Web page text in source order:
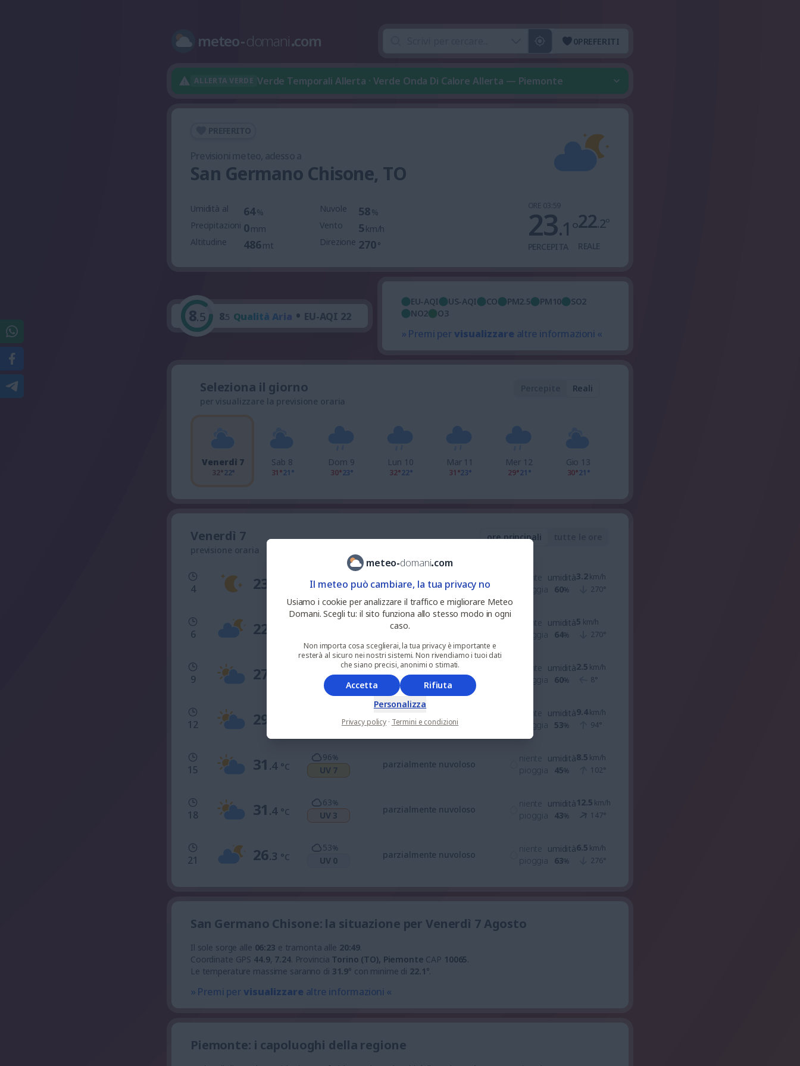
meteo-domani.com 0PREFERITI
ALLERTA VERDE Verde Temporali Allerta · Verde Onda Di Calore Allerta — Piemonte
San Germano Chisone, TO
Umidità al 64%
Precipitazioni 0mm
Altitudine
486mt
Nuvole 58%
Vento
5 km/h
Direzione 270°
ORE 03:59
23.1°
PERCEPITA
22.2°
REALE
8.5 8.5 Qualità Aria • EU-AQI 22
EU-AQI US-AQI CO PM2.5 PM10
SO2
NO2
O3
» Premi pervisualizzare altre informazioni «
Seleziona il giorno
per visualizzare la previsione oraria
Reali
Venerdì 7
32°22°
Sab 8
31°21°
Dom 9
30°23°
Lun 10
32°22°
Mar 11
31°23°
Mer 12
29°21°
Gio 13
30°21°
Venerdì 7
previsione oraria
ore principali
4 23 UV 0
alquanto sereno
niente
pioggia
umidità
60%
3.2km/h
270°
6 22 %
parzialmente nuvoloso
niente
pioggia
umidità
64%
5 km/h
270°
9 27 UV 2
parzialmente nuvoloso
niente
pioggia
umidità
60%
2.5 km/h
8°
12 29 parzialmente nuvoloso
niente
pioggia
umidità
53%
9.4km/h
94°
15 31 .4°C
96%
UV 7
parzialmente nuvoloso
niente
pioggia
umidità
45%
8.5 km/h
102°
18 31 .4°C
63%
UV 3
parzialmente nuvoloso
niente
pioggia
umidità
43%
12.5 km/h
147°
21 26.3 °C
53%
UV 0
parzialmente nuvoloso
niente
pioggia
umidità
63%
6.5 km/h
276°
San Germano Chisone: la situazione per Venerdì 7 Agosto
Il sole sorge alle 06:23 e tramonta alle 20:49.
Coordinate GPS 44.9, 7.24. Provincia Torino (TO), Piemonte CAP 10065.
Le temperature massime saranno di 31.9° con minime di 22.1°.
» Premi pervisualizzare altre informazioni «
Piemonte: i capoluoghi della regione
meteo-domani.com
Il meteo può cambiare, la tua privacy no
Usiamo i cookie per analizzare il traffico e migliorare Meteo
Domani. Scegli tu: il sito funziona allo stesso modo in ogni
caso.
Non importa cosa sceglierai, la tua privacy è importante e
resterà al sicuro nei nostri sistemi. Non rivendiamo i tuoi dati
che siano precisi, anonimi o stimati.
Accetta
Rifiuta
Personalizza
Privacy policy · Termini e condizioni